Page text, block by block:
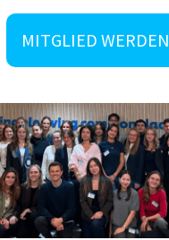
MITGLIED WERDEN